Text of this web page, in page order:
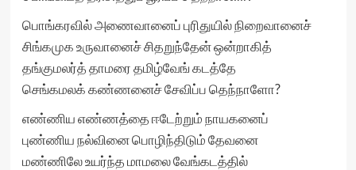
பொங்கரவில் அணைவானைப் புரிதுயில் நிறைவானைச்
சிங்கமுக உருவானைச் சிதறுந்தேன் ஒன்றாகித்
தங்குமலர்த் தாமரை தமிழ்வேங் கடத்தே
செங்கமலக் கண்ணனைச் சேவிப்ப தெந்நாளோ?
எண்ணிய எண்ணத்தை ஈடேற்றும் நாயகனைப்
புண்ணிய நல்வினை பொழிந்திடும் தேவனை
மண்ணிலே உயர்ந்த மாமலை வேங்கடத்தில்